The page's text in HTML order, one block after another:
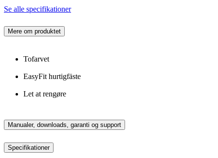
Se alle specifikationer
Mere om produktet
Tofarvet
EasyFit hurtigfäste
Let at rengøre
Manualer, downloads, garanti og support
Specifikationer